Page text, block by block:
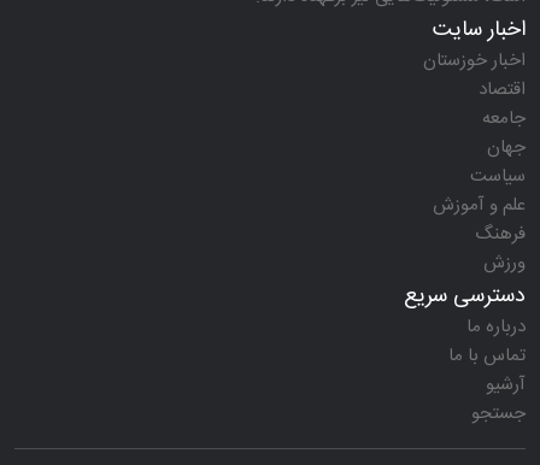
اخبار سایت
اخبار خوزستان
اقتصاد
جامعه
جهان
سیاست
علم و آموزش
فرهنگ
ورزش
دسترسی سریع
درباره ما
تماس با ما
آرشیو
جستجو